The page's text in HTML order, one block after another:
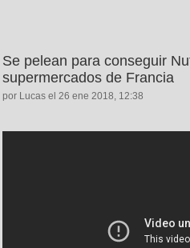
Se pelean para conseguir
supermercados de Francia
por Lucas el 26 ene 2018, 12:38